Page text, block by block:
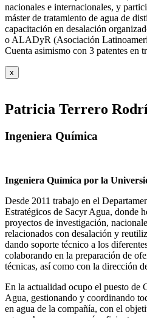
nacionales e internacionales, y
máster de tratamiento de agua de
capacitación en desalación
o ALADyR (Asociación
Cuenta asimismo con 3 patentes en
x
Patricia Terrero
Ingeniera Química
Ingeniera Química por la
Desde 2011 trabajo en el
Estratégicos de Sacyr Agua, donde
proyectos de investigación,
relacionados con desalación y
dando soporte técnico a los
colaborando en la preparación de
técnicas, así como con la dirección
En la actualidad ocupo el puesto de
Agua, gestionando y coordinando
en agua de la compañía, con el